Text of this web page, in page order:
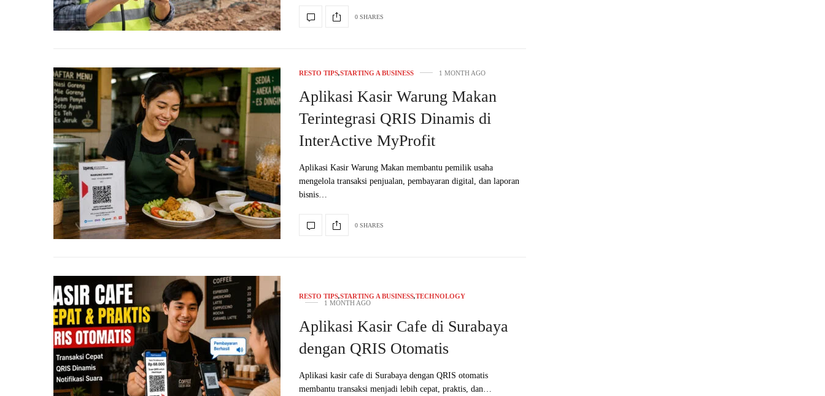
0 SHARES
RESTO TIPS,STARTING A BUSINESS 1 MONTH AGO
Aplikasi Kasir Warung Makan
Terintegrasi QRIS Dinamis di
InterActive MyProfit
Aplikasi Kasir Warung Makan membantu pemilik usaha
mengelola transaksi penjualan, pembayaran digital, dan laporan
bisnis…
0 SHARES
RESTO TIPS,STARTING A BUSINESS,TECHNOLOGY
1 MONTH AGO
Aplikasi Kasir Cafe di Surabaya
dengan QRIS Otomatis
Aplikasi kasir cafe di Surabaya dengan QRIS otomatis
membantu transaksi menjadi lebih cepat, praktis, dan…